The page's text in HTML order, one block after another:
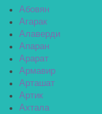
Абовян
Агарак
Алаверди
Апаран
Арарат
Армавир
Арташат
Артик
Ахтала